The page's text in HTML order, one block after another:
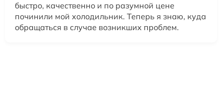
быстро, качественно и по разумной цене
починили мой холодильник. Теперь я знаю, куда
обращаться в случае возникших проблем.